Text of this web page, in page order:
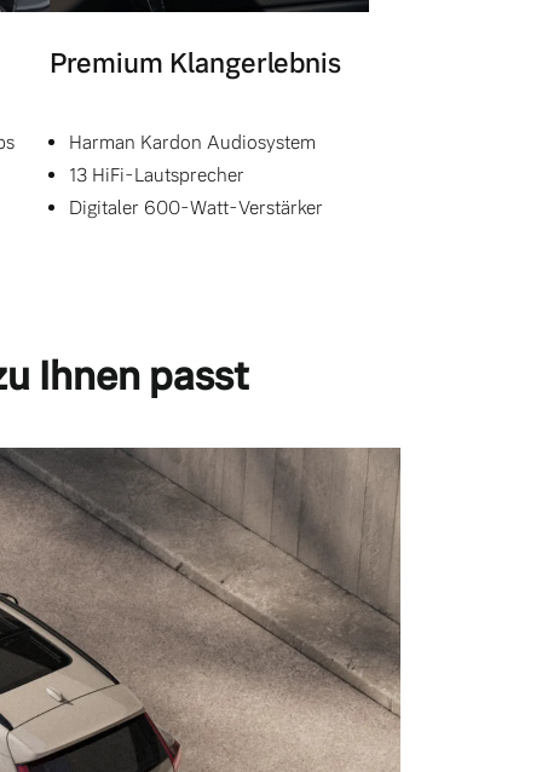
Premium Klangerlebnis
Harman Kardon Audiosystem
13 HiFi-Lautsprecher
Digitaler 600-Watt-Verstärker
Ihnen passt